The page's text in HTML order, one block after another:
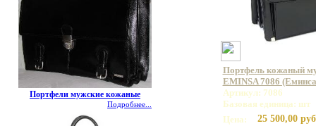
Портфели мужские кожаные
Подробнее...
Портфель кожаный
EMINSA 7086
Артикул: 7086
Базовая единица: шт
Цена:
25 500,00